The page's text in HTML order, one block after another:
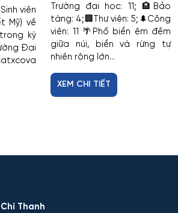
viên
Mỹ) về
kỳ
Đại
Trường đại học: 11; 🏨Bảo
tàng: 4;🏢Thư viện: 5;🌲Công
viên: 11 🌴Phố biển êm đềm
giữa núi, biển và rừng tự
nhiên rộng lớn...
XEM CHI TIẾT
Thanh